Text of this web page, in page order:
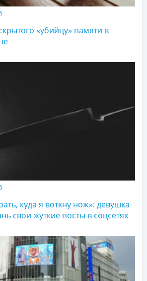
«убийцу» памяти в
куда я воткну нож»: девушка
свои жуткие посты в соцсетях